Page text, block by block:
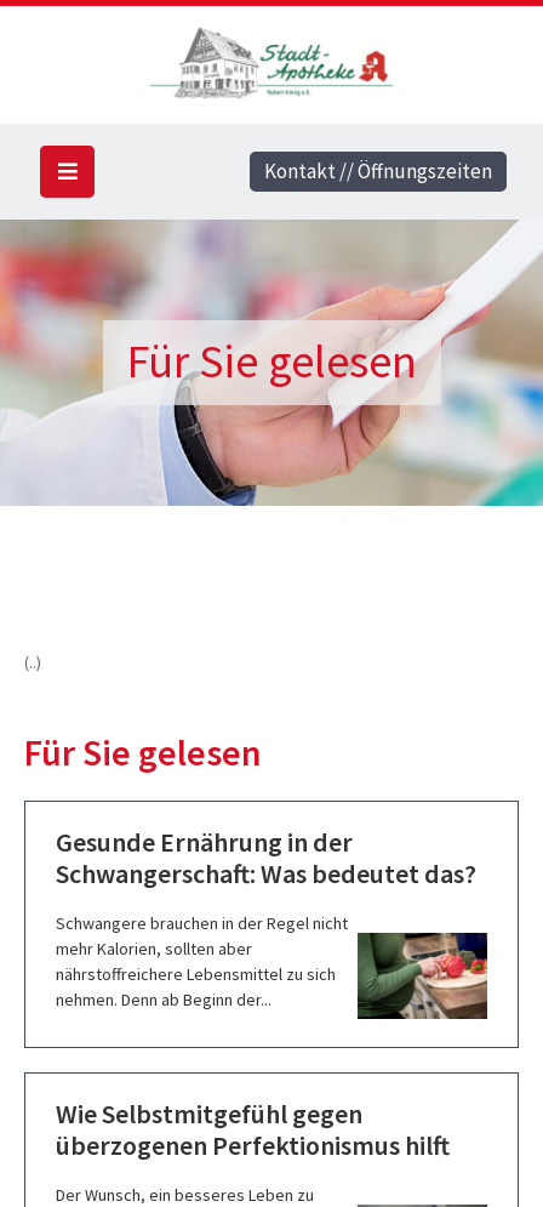
Für Sie gelesen
(..)
Für Sie gelesen
Gesunde Ernährung in der
Schwangerschaft: Was bedeutet das?
Schwangere brauchen in der Regel nicht
mehr Kalorien, sollten aber
nährstoffreichere Lebensmittel zu sich
nehmen. Denn ab Beginn der...
Wie Selbstmitgefühl gegen
überzogenen Perfektionismus hilft
Der Wunsch, ein besseres Leben zu
Kontakt // Öffnungszeiten